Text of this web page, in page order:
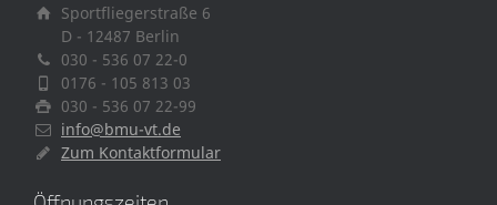
Sportfliegerstraße 6
D - 12487 Berlin
030 - 536 07 22-0
0176 - 105 813 03
030 - 536 07 22-99
info@bmu-vt.de
Zum Kontaktformular